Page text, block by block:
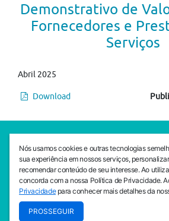
Demonstrativo de
Fornecedores e
Serviços
Abril 2025
Download
SEDE CEJAM
Av. da Liberdade, 765, Liberdade, São
(11) 3469 - 1818
INSTITUTO CEJAM
Av. da Liberdade, 765, Liberdade, São
Nós usamos cookies e outras tecnologias
sua experiência em nossos serviços,
recomendar conteúdo de seu interesse. Ao
concorda com a nossa Política de Privacidade.
Privacidadepara conhecer mais detalhes da
PROSSEGUIR